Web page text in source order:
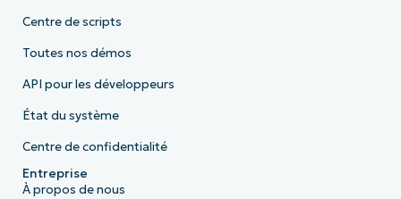
Centre de scripts
Toutes nos démos
API pour les développeurs
État du système
Centre de confidentialité
Entreprise
À propos de nous